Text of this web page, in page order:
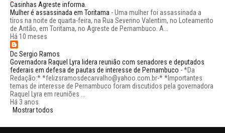
Casinhas Agreste informa.
Mulher é assassinada em Toritama -Uma mulher foi assassinada a
tiros na noite de quarta-feira, na Rua Severino Valentim, no Loteamento
de Antão, em Toritama, no Agreste de Pernambuco. A...
Há 10 meses
Dc Sergio Ramos
Governadora Raquel Lyra lidera reunião com senadores e deputados
federais em defesa de pautas de interesse de Pernambuco -*Da
Redação:* *felizsramosdecarvalho@yahoo.com.br-* *Importantes
temas de interesse de Pernambuco foram discutidos pela governadora
Raquel Lyra em reuniões ...
Há 3 anos
Mostrar todos